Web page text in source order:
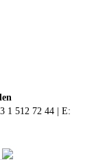
1 512 72 44 | E: